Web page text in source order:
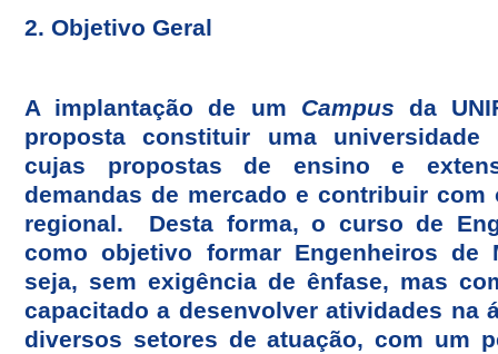
2. Objetivo Geral
A implantação de um Campus da
proposta constituir uma universidade
cujas propostas de ensino e
demandas de mercado e contribuir
regional. Desta forma, o curso de
como objetivo formar Engenheiros de
seja, sem exigência de ênfase, mas
capacitado a desenvolver atividades na
diversos setores de atuação, com um